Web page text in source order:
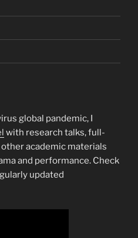
global pandemic, I
with research talks, full-
academic materials
and performance. Check
updated